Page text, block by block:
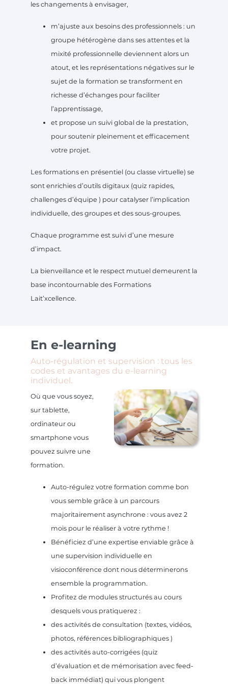
les changements à envisager,
m’ajuste aux besoins des professionnels : un
groupe hétérogène dans ses attentes et la
mixité professionnelle deviennent alors un
atout, et les représentations négatives sur le
sujet de la formation se transforment en
richesse d’échanges pour faciliter
l’apprentissage,
et propose un suivi global de la prestation,
pour soutenir pleinement et efficacement
votre projet.
Les formations en présentiel (ou classe virtuelle) se
sont enrichies d’outils digitaux (quiz rapides,
challenges d’équipe ) pour catalyser l’implication
individuelle, des groupes et des sous-groupes.
Chaque programme est suivi d’une mesure
d’impact.
La bienveillance et le respect mutuel demeurent la
base incontournable des Formations
Lait’xcellence.
En e-learning
Auto-régulation et supervision : tous les
codes et avantages du e-learning
individuel.
Où que vous soyez,
sur tablette,
ordinateur ou
smartphone vous
pouvez suivre une
formation.
Auto-régulez votre formation comme bon
vous semble grâce à un parcours
majoritairement asynchrone : vous avez 2
mois pour le réaliser à votre rythme !
Bénéficiez d’une expertise enviable grâce à
une supervision individuelle en
visioconférence dont nous déterminerons
ensemble la programmation.
Profitez de modules structurés au cours
desquels vous pratiquerez :
des activités de consultation (textes, vidéos,
photos, références bibliographiques )
des activités auto-corrigées (quiz
d’évaluation et de mémorisation avec feed-
back immédiat) qui vous plongent